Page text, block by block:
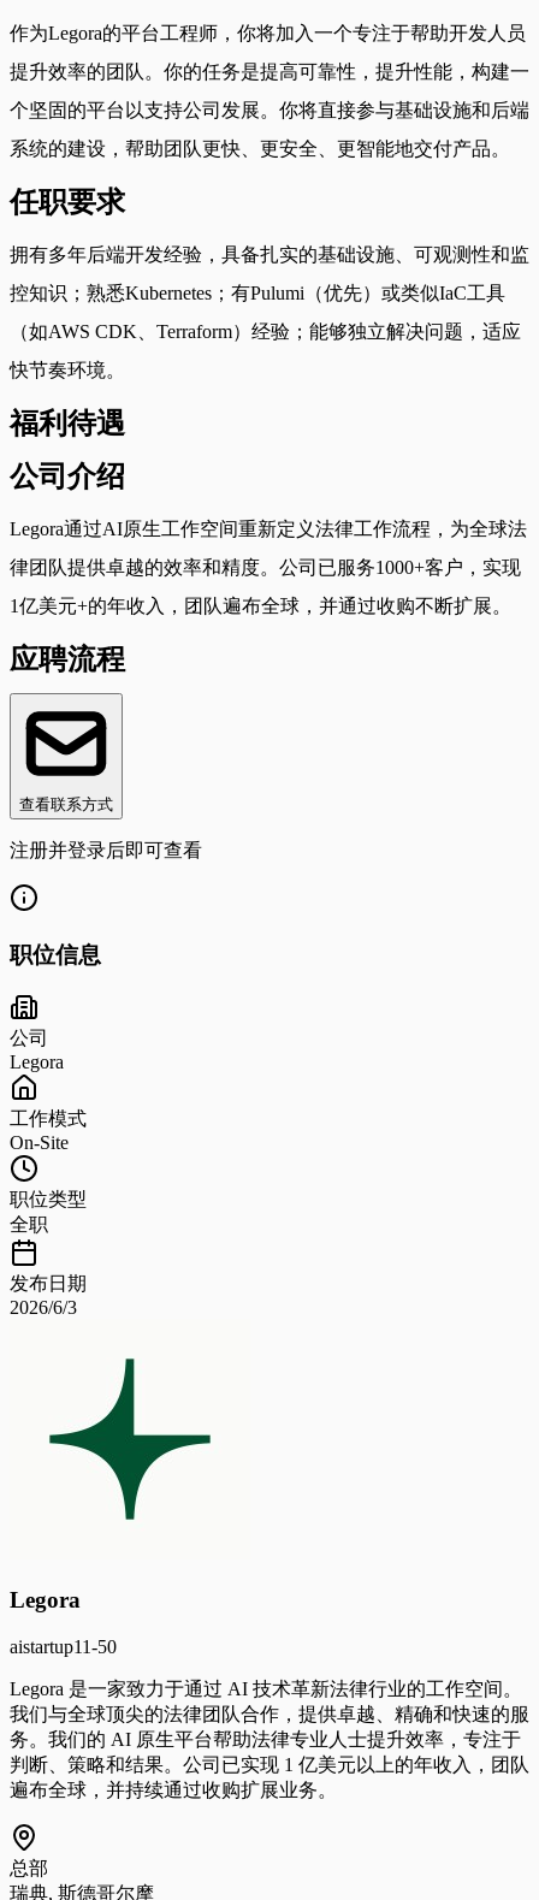
作为Legora的平台工程师，你将加入一个专注于帮助开发人员
提升效率的团队。你的任务是提高可靠性，提升性能，构建一
个坚固的平台以支持公司发展。你将直接参与基础设施和后端
系统的建设，帮助团队更快、更安全、更智能地交付产品。
任职要求
拥有多年后端开发经验，具备扎实的基础设施、可观测性和监
控知识；熟悉Kubernetes；有Pulumi（优先）或类似IaC工具
（如AWS CDK、Terraform）经验；能够独立解决问题，适应
快节奏环境。
福利待遇
公司介绍
Legora通过AI原生工作空间重新定义法律工作流程，为全球法
律团队提供卓越的效率和精度。公司已服务1000+客户，实现
1亿美元+的年收入，团队遍布全球，并通过收购不断扩展。
应聘流程
查看联系方式
注册并登录后即可查看
职位信息
公司
Legora
工作模式
On-Site
职位类型
全职
发布日期
2026/6/3
Legora
aistartup11-50
Legora 是一家致力于通过 AI 技术革新法律行业的工作空间。
我们与全球顶尖的法律团队合作，提供卓越、精确和快速的服
务。我们的 AI 原生平台帮助法律专业人士提升效率，专注于
判断、策略和结果。公司已实现 1 亿美元以上的年收入，团队
遍布全球，并持续通过收购扩展业务。
总部
瑞典, 斯德哥尔摩